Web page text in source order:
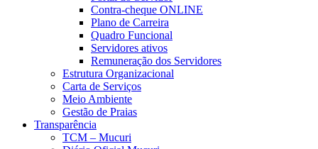
Contra-cheque ONLINE
Plano de Carreira
Quadro Funcional
Servidores ativos
Remuneração dos Servidores
Estrutura Organizacional
Carta de Serviços
Meio Ambiente
Gestão de Praias
Transparência
TCM – Mucuri